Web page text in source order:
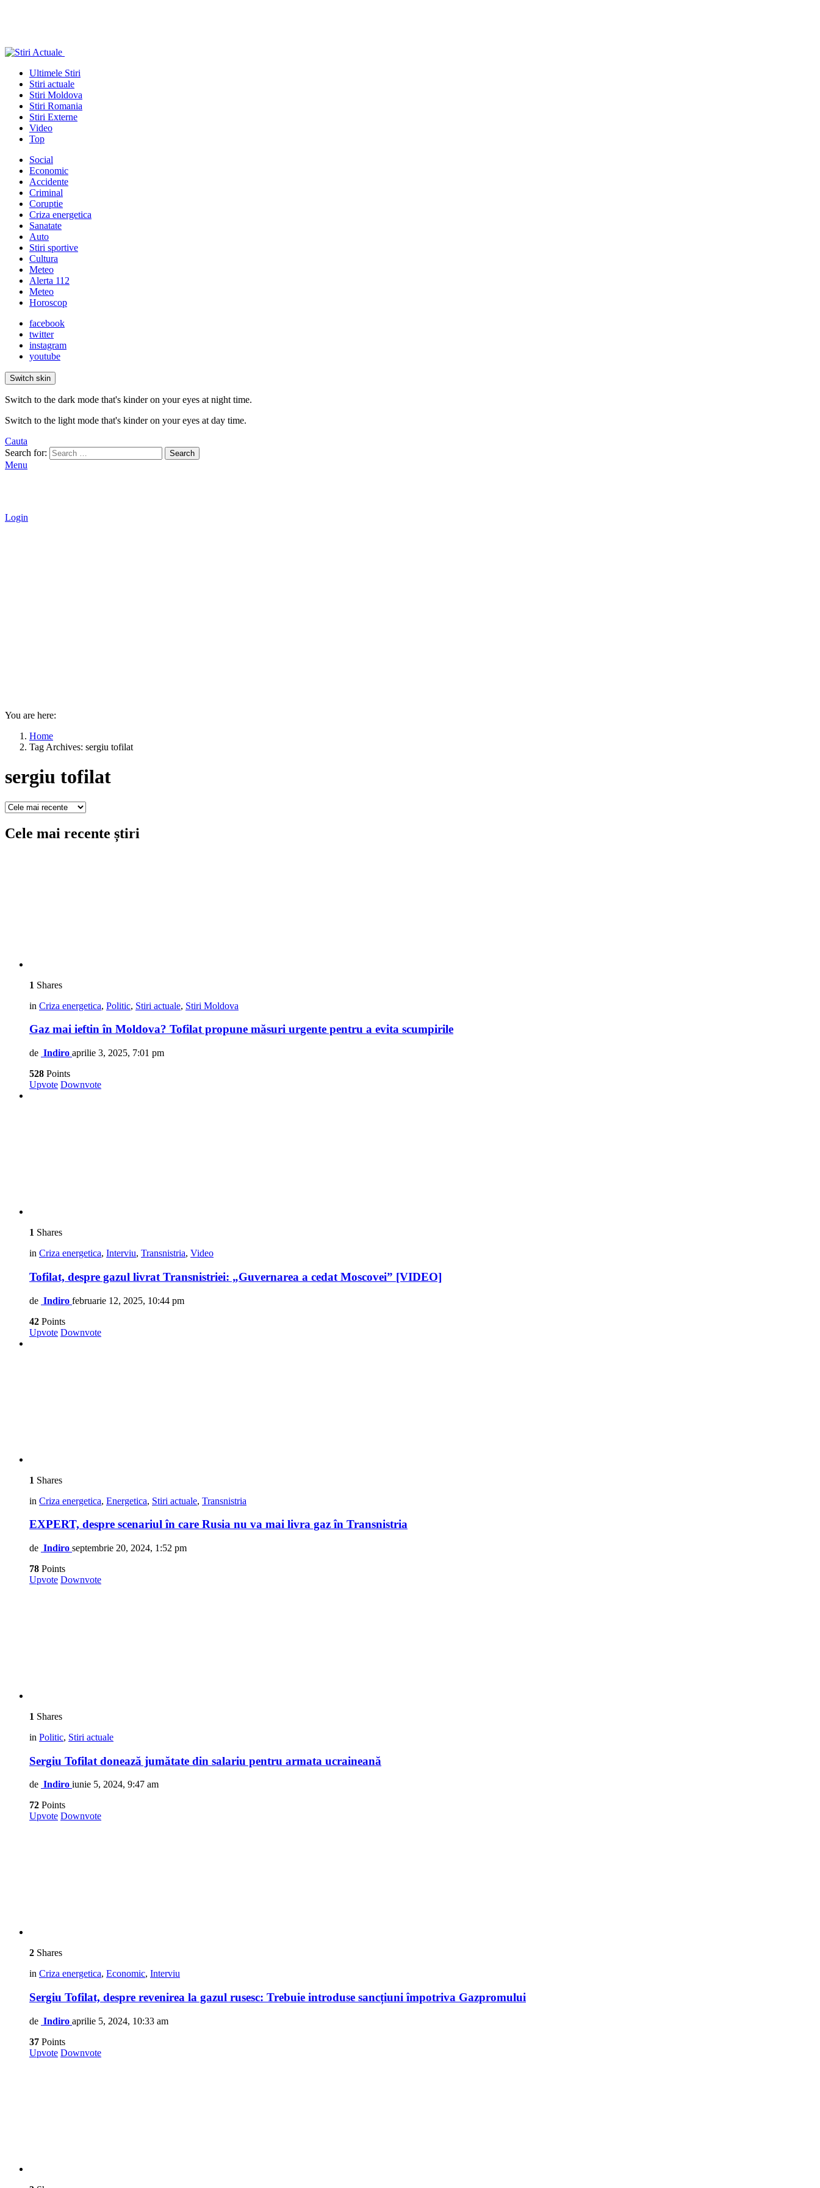
Ultimele Stiri
Stiri actuale
Stiri Moldova
Stiri Romania
Stiri Externe
Video
Top
Social
Economic
Accidente
Criminal
Coruptie
Criza energetica
Sanatate
Auto
Stiri sportive
Cultura
Meteo
Alerta 112
Meteo
Horoscop
facebook
twitter
instagram
youtube
Switch skin
Switch to the dark mode that's kinder on your eyes at night time.
Switch to the light mode that's kinder on your eyes at day time.
Cauta
Search for:
Search
Menu
Login
You are here:
Home
Tag Archives: sergiu tofilat
sergiu tofilat
Cele mai recente știri
1 Shares
in Criza energetica, Politic, Stiri actuale, Stiri Moldova
Gaz mai ieftin în Moldova? Tofilat propune măsuri urgente pentru a evita scumpirile
de Indiro aprilie 3, 2025, 7:01 pm
528 Points
Upvote Downvote
1 Shares
in Criza energetica, Interviu, Transnistria, Video
Tofilat, despre gazul livrat Transnistriei: „Guvernarea a cedat Moscovei” [VIDEO]
de Indiro februarie 12, 2025, 10:44 pm
42 Points
Upvote Downvote
1 Shares
in Criza energetica, Energetica, Stiri actuale, Transnistria
EXPERT, despre scenariul în care Rusia nu va mai livra gaz în Transnistria
de Indiro septembrie 20, 2024, 1:52 pm
78 Points
Upvote Downvote
1 Shares
in Politic, Stiri actuale
Sergiu Tofilat donează jumătate din salariu pentru armata ucraineană
de Indiro iunie 5, 2024, 9:47 am
72 Points
Upvote Downvote
2 Shares
in Criza energetica, Economic, Interviu
Sergiu Tofilat, despre revenirea la gazul rusesc: Trebuie introduse sancțiuni împotriva Gazpromului
de Indiro aprilie 5, 2024, 10:33 am
37 Points
Upvote Downvote